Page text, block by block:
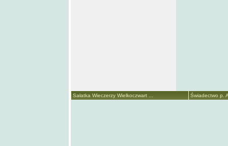
Sałatka Wieczerzy Wielkoczwart ... Świadectwo p.